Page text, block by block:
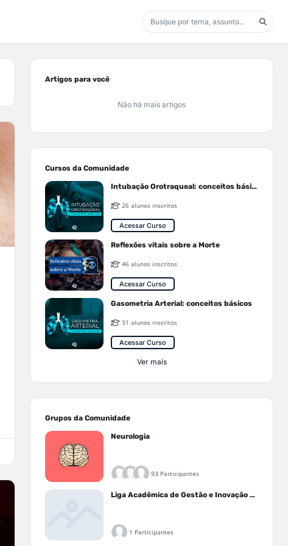
Artigos para você
Não há mais artigos
Cursos da Comunidade
Intubação Orotraqueal: conceitos básicos
26 alunos inscritos
Acessar Curso
Reflexões vitais sobre a Morte
46 alunos inscritos
Acessar Curso
Gasometria Arterial: conceitos básicos
31 alunos inscritos
Acessar Curso
Ver mais
Grupos da Comunidade
Neurologia
93 Participantes
Liga Acadêmica de Gestão e Inovação Médica - LAGIM
1 Participantes